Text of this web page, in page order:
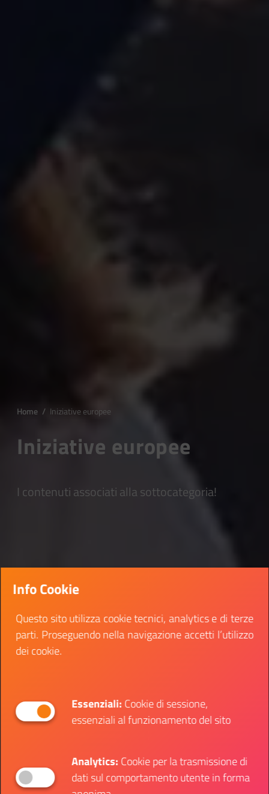
Home / Iniziative europee
Iniziative europee
I contenuti associati alla sottocategoria!
Info Cookie
Questo sito utilizza cookie tecnici, analytics e di terze
parti. Proseguendo nella navigazione accetti l’utilizzo
dei cookie.
Essenziali:Cookie di sessione,
essenziali al funzionamento del sito
Analytics:Cookie per la trasmissione di
dati sul comportamento utente in forma